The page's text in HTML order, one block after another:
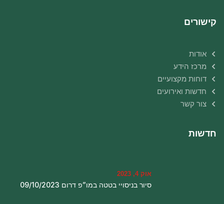
קישורים
אודות
מרכז הידע
דוחות מקצועיים
חדשות ואירועים
צור קשר
חדשות
אוק 4, 2023
סיור בניסויי בטטה במו”פ דרום 09/10/2023